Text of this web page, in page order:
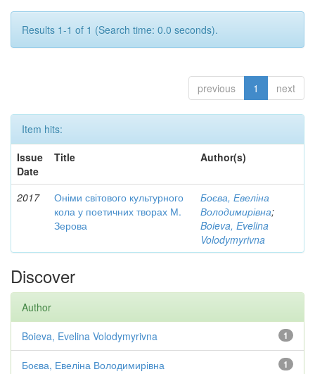
Results 1-1 of 1 (Search time: 0.0 seconds).
previous 1 next
Item hits:
Issue
Date
Title Author(s)
2017
Оніми світового культурного
кола у поетичних творах М.
Зерова
Боєва, Евеліна
Володимирівна;
Boieva, Evelina
Volodymyrivna
Discover
Author
1
Boieva, Evelina Volodymyrivna
1
Боєва, Евеліна Володимирівна